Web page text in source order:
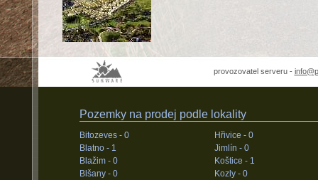
provozovatel serveru -
Pozemky na prodej podle lokality
Bitozeves - 0
Blatno - 1
Blažim - 0
Blšany - 0
Hřivice - 0
Jimlín - 0
Koštice - 1
Kozly - 0